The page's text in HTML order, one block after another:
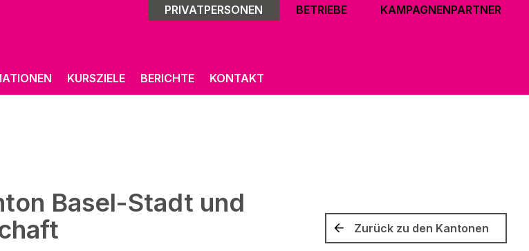
PRIVATPERSONEN BETRIEBE KAMPAGNENPARTNER
KURSZIELE BERICHTE KONTAKT
Basel-Stadt und
Zurück zu den Kantonen